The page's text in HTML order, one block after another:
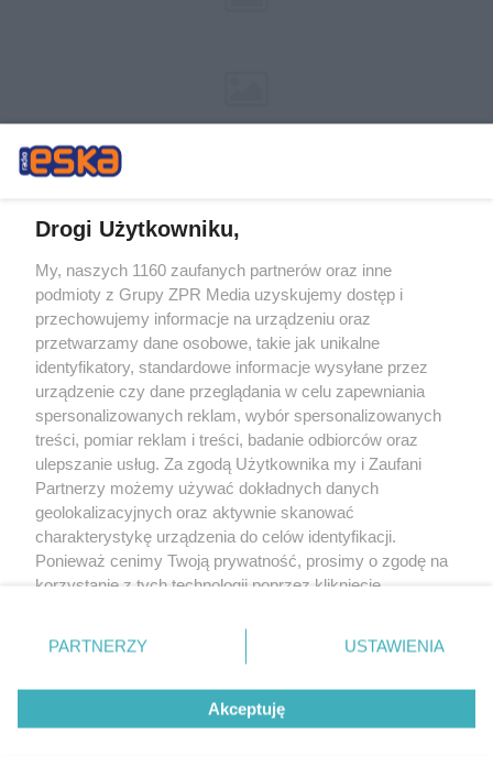
Żaden utwór zamieszczony w serwisie nie może być powielany i
rozpowszechniany lub dalej rozpowszechniany w jakikolwiek sposób (w
tym także elektroniczny lub mechaniczny) na jakimkolwiek polu
eksploatacji w jakiejkolwiek formie, włącznie z umieszczaniem w Internecie
bez pisemnej zgody właściciela praw. Jakiekolwiek użycie lub
wykorzystanie utworów w całości lub w części z naruszeniem prawa, tzn.
bez właściwej zgody, jest zabronione pod groźbą kary i może być ścigane
prawnie.
O nas
Drogi Użytkowniku,
My, naszych 1160 zaufanych partnerów oraz inne
podmioty z Grupy ZPR Media uzyskujemy dostęp i
przechowujemy informacje na urządzeniu oraz
przetwarzamy dane osobowe, takie jak unikalne
identyfikatory, standardowe informacje wysyłane przez
urządzenie czy dane przeglądania w celu zapewniania
spersonalizowanych reklam, wybór spersonalizowanych
treści, pomiar reklam i treści, badanie odbiorców oraz
ulepszanie usług. Za zgodą Użytkownika my i Zaufani
Partnerzy możemy używać dokładnych danych
geolokalizacyjnych oraz aktywnie skanować
charakterystykę urządzenia do celów identyfikacji.
Ponieważ cenimy Twoją prywatność, prosimy o zgodę na
korzystanie z tych technologii poprzez kliknięcie
zmienić/wycofać klikając przycisk ustawień prywatności
znajdujący się w lewym dolnym rogu strony
rodzaje przetwarzania danych nie wymagają zgody
użytkownika, ale masz prawo sprzeciwić się takiemu
przetwarzaniu. Preferencje będą miały zastosowanie tylko
PARTNERZY USTAWIENIA
Akceptuję